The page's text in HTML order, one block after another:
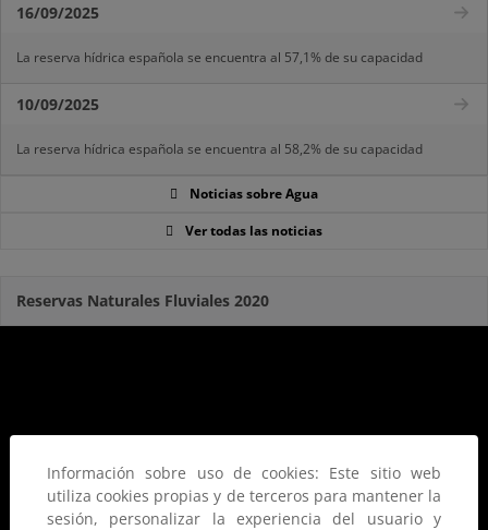
16/09/2025
La reserva hídrica española se encuentra al 57,1% de su capacidad
10/09/2025
La reserva hídrica española se encuentra al 58,2% de su capacidad
Noticias sobre Agua
Ver todas las noticias
Reservas Naturales Fluviales 2020
Información sobre uso de cookies: Este sitio web
utiliza cookies propias y de terceros para mantener la
sesión, personalizar la experiencia del usuario y